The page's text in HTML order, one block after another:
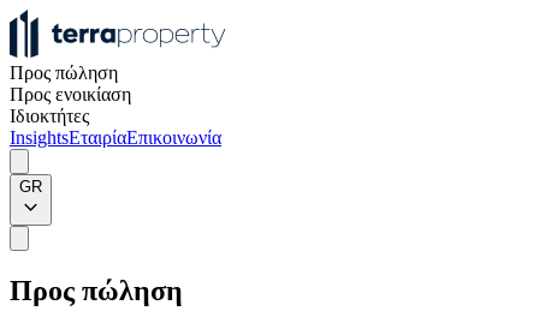
Προς πώληση
Προς ενοικίαση
Ιδιοκτήτες
InsightsΕταιρίαΕπικοινωνία
GR
Προς πώληση